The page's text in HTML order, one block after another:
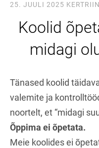
25. JUULI 2025
Koolid
midagi
Tänased koolid
valemite ja
noortelt, et “midagi
Õppima ei õpetata.
Meie koolides ei